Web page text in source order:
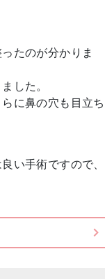
たのが分かりま
した。
に鼻の穴も目立ち
い手術ですので、